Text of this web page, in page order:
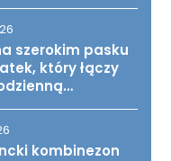
szerokim pasku
który łączy
kombinezon